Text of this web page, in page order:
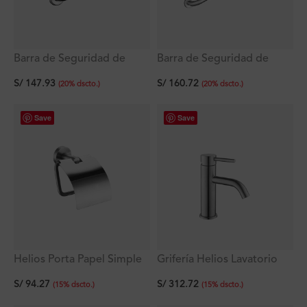
Barra de Seguridad de
cm
S/ 147.93 (20% dscto.)
Barra de Seguridad de
cm
S/160.72 (20% dscto.)
Save
Helios Porta Papel Simple
S/ 94.27 (15% dscto.)
Save
Grifería Helios Lavatorio
Mueble Titan
S/312.72 (15% dscto.)